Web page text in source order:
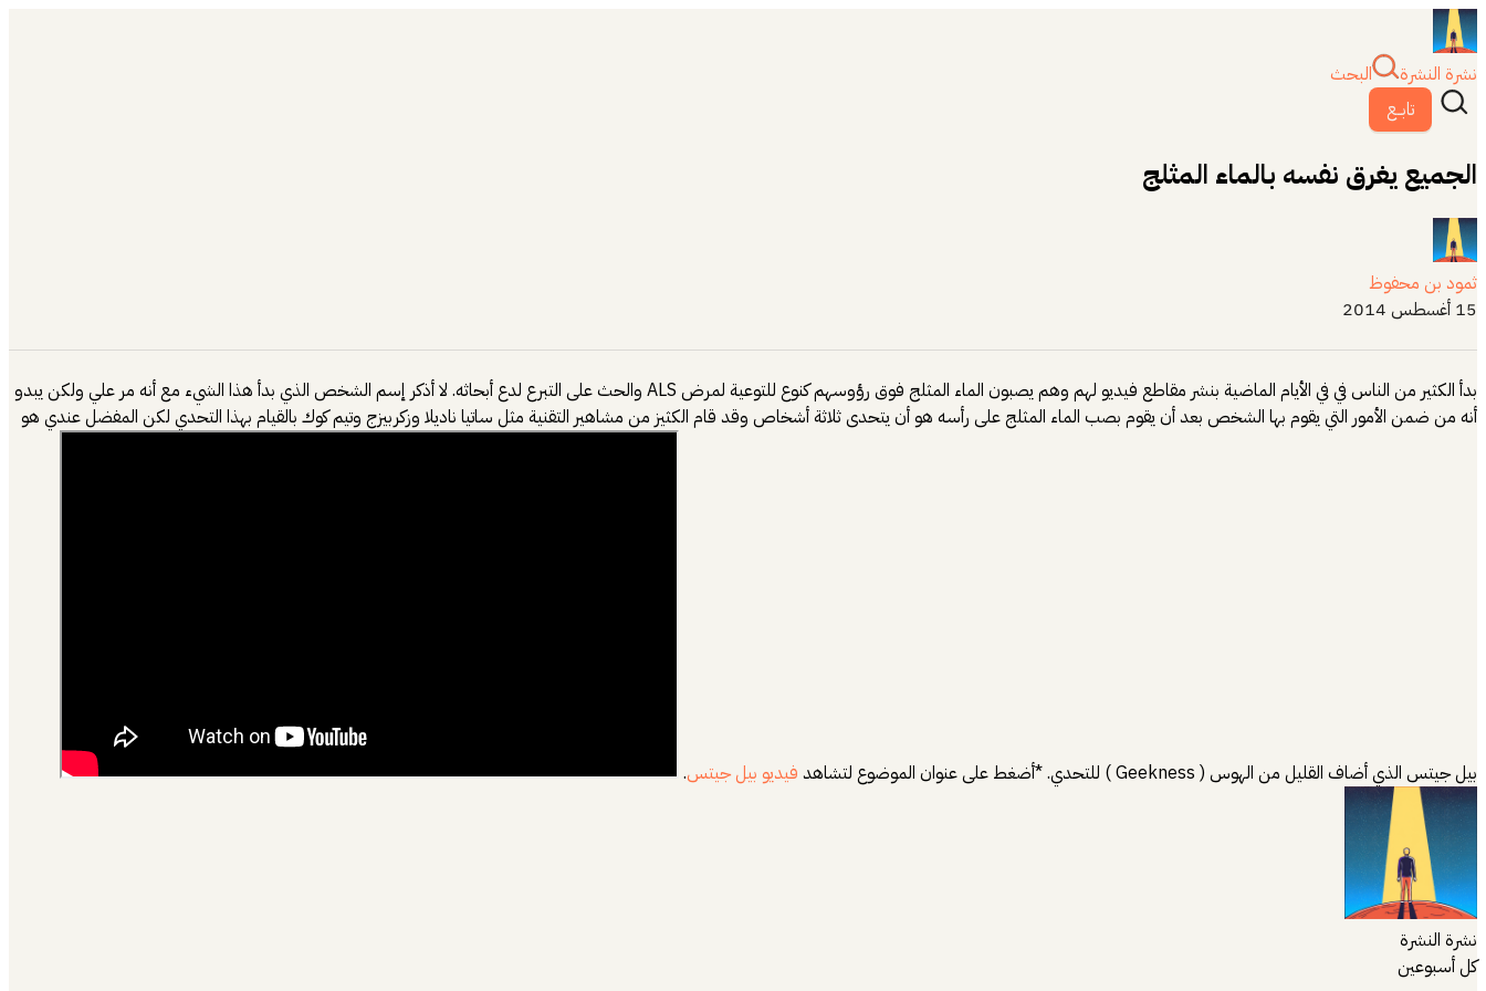
نشرة النشرة
البحث
تابــع
الجميع يغرق نفسه بالماء المثلج
ثمود بن محفوظ
15 أغسطس 2014
بدأ الكثير من الناس في في الأيام الماضية بنشر مقاطع فيديو لهم وهم يصبون الماء المثلج فوق رؤوسهم كنوع للتوعية لمرض ALS والحث على التبرع لدع أبحاثه. لا أذكر إسم الشخص الذي بدأ هذا الشيء مع أنه مر علي ولكن يبدو
أنه من ضمن الأمور التي يقوم بها الشخص بعد أن يقوم بصب الماء المثلج على رأسه هو أن يتحدى ثلاثة أشخاص وقد قام الكثيز من مشاهير التقنية مثل ساتيا ناديلا وزكربيزج وتيم كوك بالقيام بهذا التحدي لكن المفضل عندي هو
بيل جيتس الذي أضاف القليل من الهوس ( Geekness ) للتحدي. *أضغط على عنوان الموضوع لتشاهد فيديو بيل جيتس.
نشرة النشرة
كل أسبوعين